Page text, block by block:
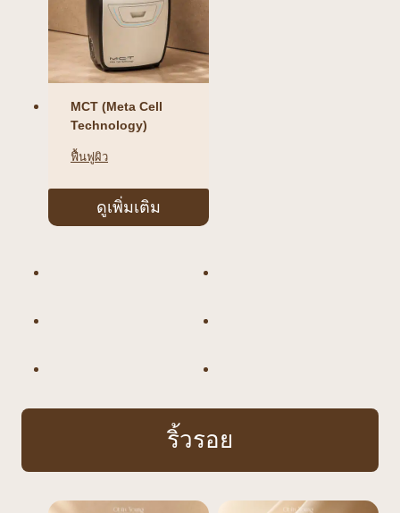
MCT (Meta Cell
Technology)
ฟื้นฟูผิว
ดูเพิ่มเติม
ริ้วรอย